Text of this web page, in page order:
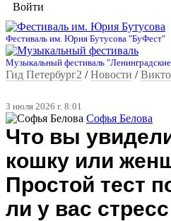
Войти
Фестиваль им. Юрия Бутусова "БуФест"
Музыкальный фестиваль
Гид Петербург2 /Новости /
3 июля 2026 г. 8:01
Софья Белова
Что вы
кошку или
Простой тест
ли у вас стресс